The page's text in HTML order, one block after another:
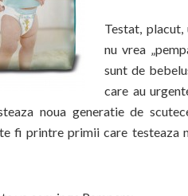
Testat, placut,
nu vrea
sunt de
care au
noua generatie de
fi printre primii care testeaza